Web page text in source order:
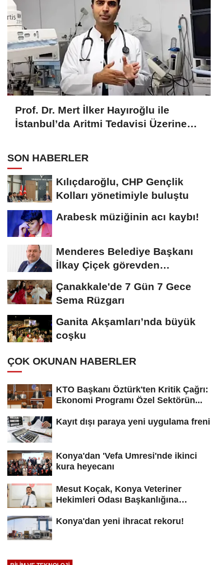
Prof. Dr. Mert İlker Hayıroğlu ile
İstanbul’da Aritmi Tedavisi Üzerine
SON HABERLER
Kılıçdaroğlu, CHP Gençlik
Kolları yönetimiyle buluştu
Arabesk müziğinin acı kaybı!
Menderes Belediye Başkanı
İlkay Çiçek görevden
Çanakkale'de 7 Gün 7 Gece
Sema Rüzgarı
Ganita Akşamları’nda büyük
coşku
ÇOK OKUNAN HABERLER
KTO Başkanı Öztürk'ten Kritik Çağrı:
Ekonomi Programı Özel Sektörün...
Kayıt dışı paraya yeni uygulama freni
Konya'dan 'Vefa Umresi'nde ikinci
kura heyecanı
Mesut Koçak, Konya Veteriner
Hekimleri Odası Başkanlığına
Konya'dan yeni ihracat rekoru!